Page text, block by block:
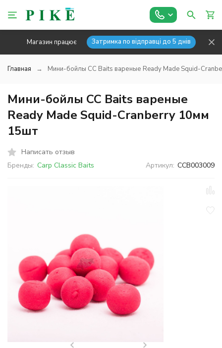
Магазин працює Затримка по відправці до 5 днів
Главная Мини-бойлы CC Baits вареные Ready Made Squid-
Мини-бойлы CC Baits вареные
Ready Made Squid-Cranberry 10мм
15шт
Написать отзыв
Бренды: Carp Classic Baits Артикул: CCB003009